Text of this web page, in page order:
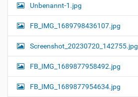
Unbenannt-1.jpg
FB_IMG_1689798436107.jpg
Screenshot_20230720_142755.jpg
FB_IMG_1689877958492.jpg
FB_IMG_1689877954634.jpg